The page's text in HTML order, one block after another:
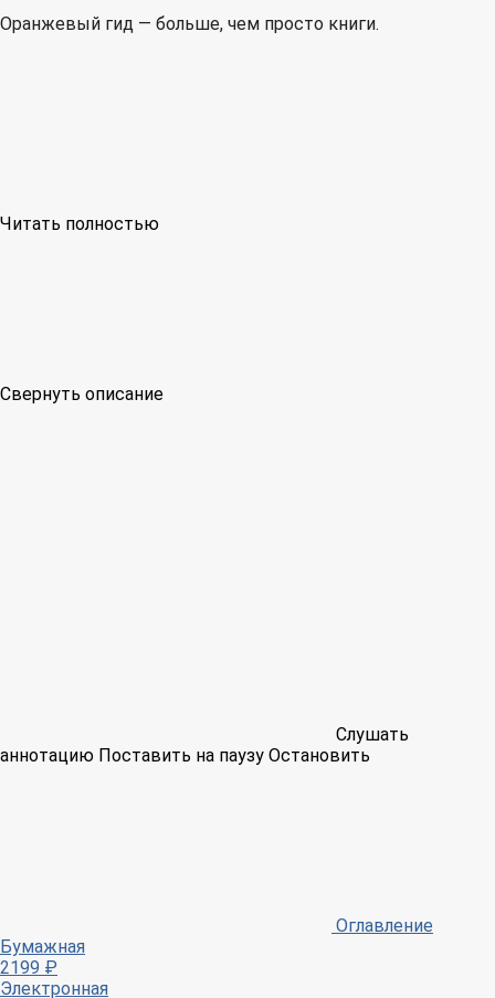
Оранжевый гид — больше, чем просто книги.
Читать полностью
Свернуть описание
Слушать
аннотацию Поставить на паузу Остановить
Оглавление
Бумажная
2199 ₽
Электронная